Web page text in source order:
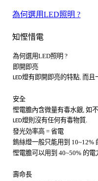
為何選用LED照明 ?
知慳惜電
為何選用LED照明 ?
即開即亮
LED燈有即開即亮的特點, 而且
安全
慳電膽內含微量有毒水銀 ,如
LED燈則沒有任何有毒物質 .
發光効率高 =省電
鎢絲燈一般只能用到 10~12%
慳電膽可以用到 40~50% 的電
壽命長